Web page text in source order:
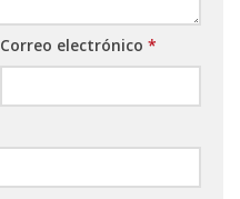
Correo electrónico *